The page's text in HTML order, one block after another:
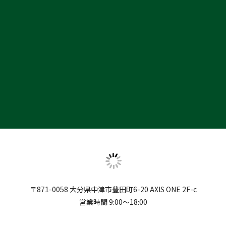
〒871-0058 大分県中津市豊田町6-20 AXIS ONE 2F-c
営業時間 9:00～18:00